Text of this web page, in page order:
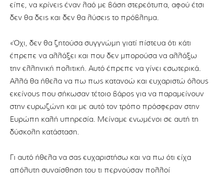
είπε, να κρίνεις έναν λαό με βάση στερεότυπα, αφού έτσι
δεν θα δεις και δεν θα λύσεις το πρόβλημα.
«Όχι, δεν θα ζητούσα συγγνώμη γιατί πίστευα ότι κάτι
έπρεπε να αλλάξει και που δεν μπορούσα να αλλάξω
την ελληνική πολιτική. Αυτό έπρεπε να γίνει εσωτερικά.
Αλλά θα ήθελα να πω πως κατανοώ και ευχαριστώ όλους
εκείνους που σήκωσαν τέτοιο βάρος για να παραμείνουν
στην ευρωζώνη και με αυτό τον τρόπο πρόσφεραν στην
Ευρώπη καλή υπηρεσία. Μείναμε ενωμένοι σε αυτή τη
δύσκολη κατάσταση.
Γι αυτό ήθελα να σας ευχαριστήσω και να πω ότι είχα
απόλυτη συναίσθηση του τι περνούσαν πολλοί